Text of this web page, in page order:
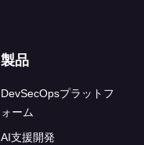
製品
DevSecOpsプラットフ
ォーム
AI支援開発